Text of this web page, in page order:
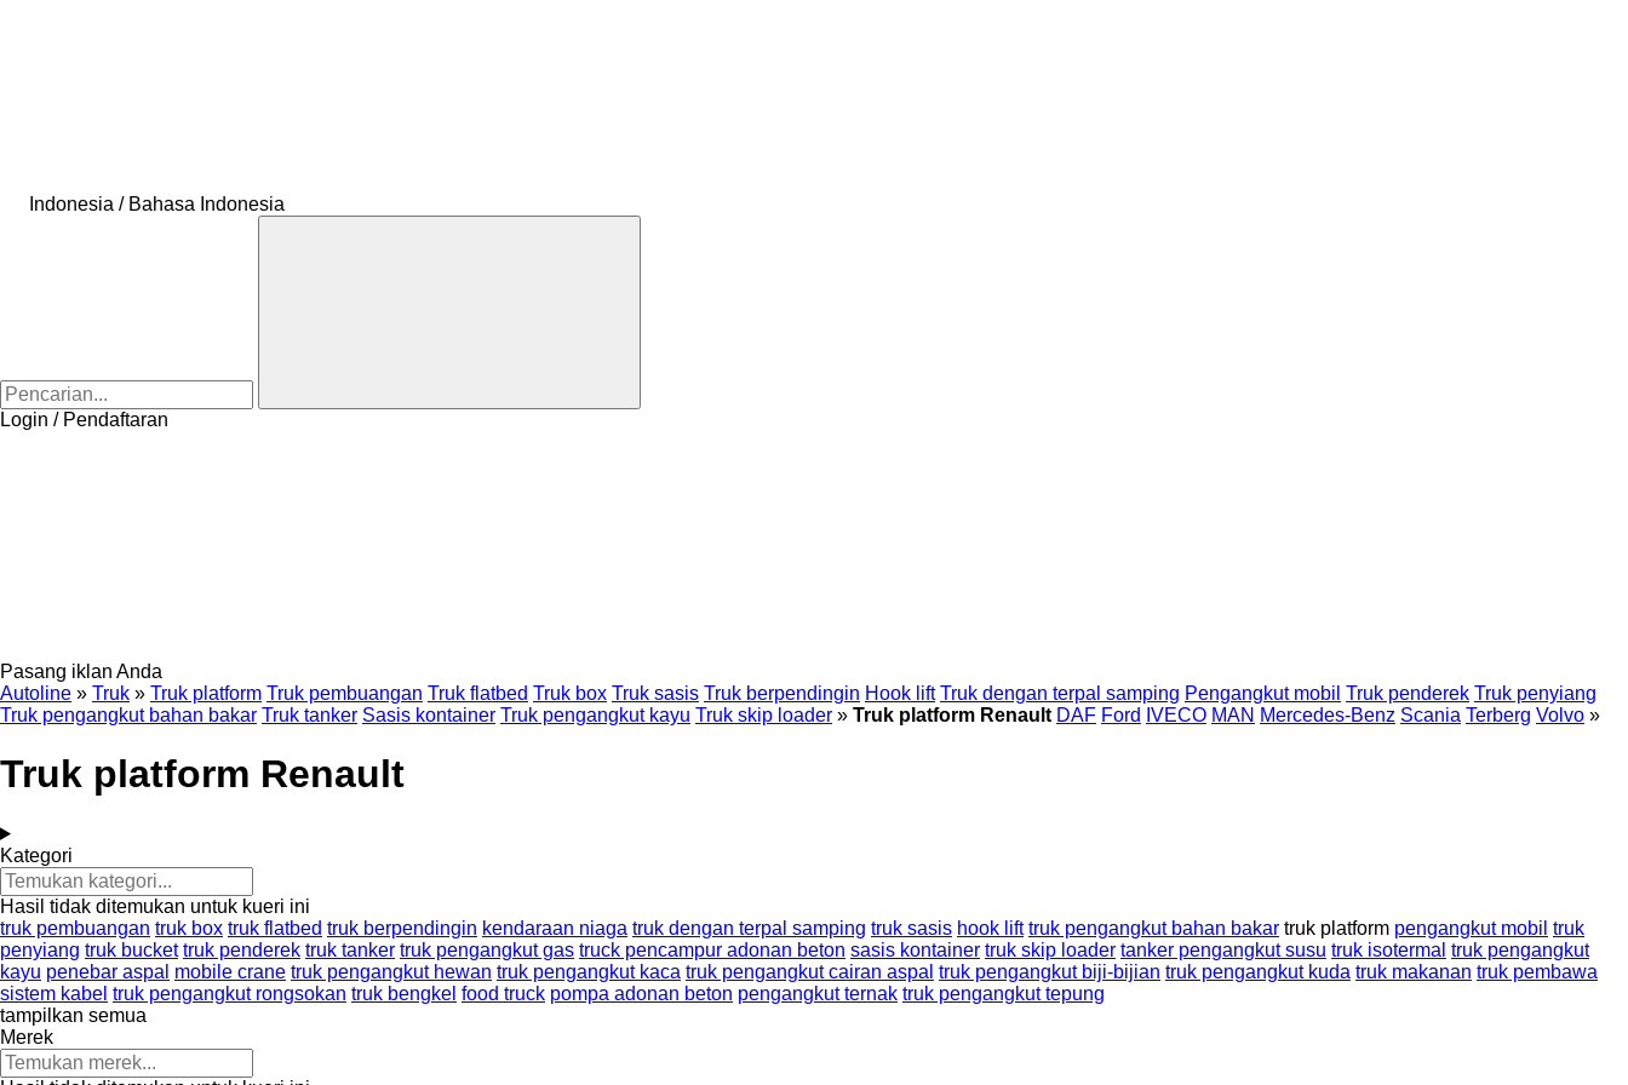
Indonesia / Bahasa Indonesia
Login / Pendaftaran
Pasang iklan Anda
Autoline » Truk » Truk platform Truk pembuangan Truk flatbed Truk box Truk sasis Truk berpendingin Hook lift Truk dengan terpal samping Pengangkut mobil Truk penderek Truk penyiang
Truk pengangkut bahan bakar Truk tanker Sasis kontainer Truk pengangkut kayu Truk skip loader » Truk platform Renault DAF Ford IVECO MAN Mercedes-Benz Scania Terberg Volvo »
Truk platform Renault
Kategori
Hasil tidak ditemukan untuk kueri ini
truk pembuangan truk box truk flatbed truk berpendingin kendaraan niaga truk dengan terpal samping truk sasis hook lift truk pengangkut bahan bakar truk platform pengangkut mobil truk
penyiang truk bucket truk penderek truk tanker truk pengangkut gas truck pencampur adonan beton sasis kontainer truk skip loader tanker pengangkut susu truk isotermal truk pengangkut
kayu penebar aspal mobile crane truk pengangkut hewan truk pengangkut kaca truk pengangkut cairan aspal truk pengangkut biji-bijian truk pengangkut kuda truk makanan truk pembawa
sistem kabel truk pengangkut rongsokan truk bengkel food truck pompa adonan beton pengangkut ternak truk pengangkut tepung
tampilkan semua
Merek